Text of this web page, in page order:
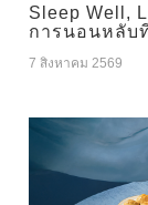
Sleep Well,
การนอนหลั
7 สิงหาคม 2569